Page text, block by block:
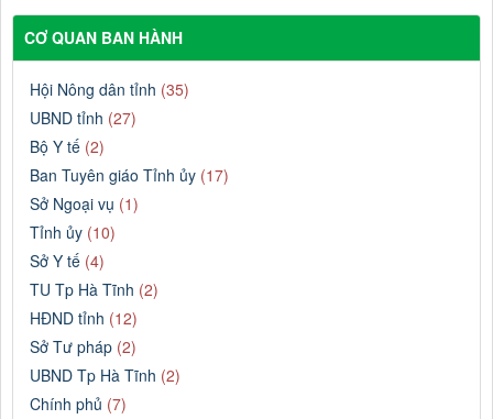
CƠ QUAN BAN HÀNH
Hội Nông dân tỉnh (35)
UBND tỉnh (27)
Bộ Y tế (2)
Ban Tuyên giáo Tỉnh ủy (17)
Sở Ngoại vụ (1)
Tỉnh ủy (10)
Sở Y tế (4)
TU Tp Hà Tĩnh (2)
HĐND tỉnh (12)
Sở Tư pháp (2)
UBND Tp Hà Tĩnh (2)
Chính phủ (7)